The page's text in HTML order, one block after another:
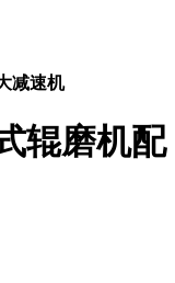
减速机
辊磨机配